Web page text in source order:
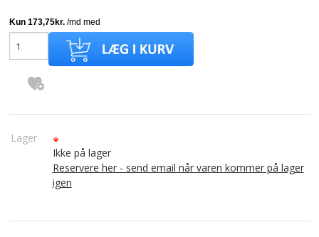
Lager
Ikke på lager
Reservere her - send email når varen kommer på lager
igen